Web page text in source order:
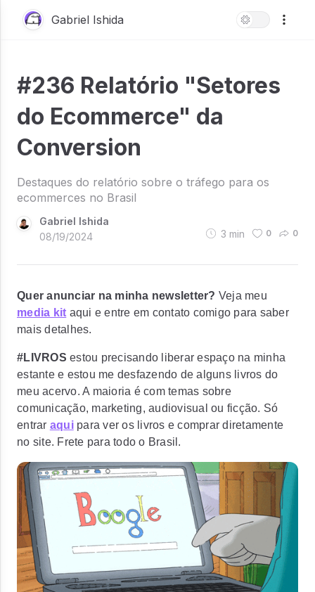
Gabriel Ishida
#236 Relatório "Setores
do Ecommerce" da
Conversion
Destaques do relatório sobre o tráfego para os
ecommerces no Brasil
Gabriel Ishida
08/19/2024
3 min 0 0
Quer anunciar na minha newsletter? Veja meu
media kit aqui e entre em contato comigo para saber
mais detalhes.
#LIVROS estou precisando liberar espaço na minha
estante e estou me desfazendo de alguns livros do
meu acervo. A maioria é com temas sobre
comunicação, marketing, audiovisual ou ficção. Só
entrar aquipara ver os livros e comprar diretamente
no site. Frete para todo o Brasil.